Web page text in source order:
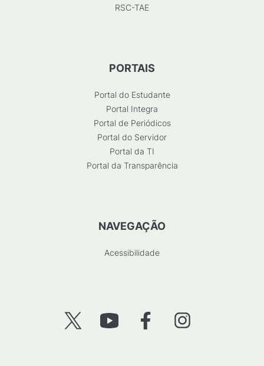
RSC-TAE
PORTAIS
Portal do Estudante
Portal Integra
Portal de Periódicos
Portal do Servidor
Portal da TI
Portal da Transparência
NAVEGAÇÃO
Acessibilidade